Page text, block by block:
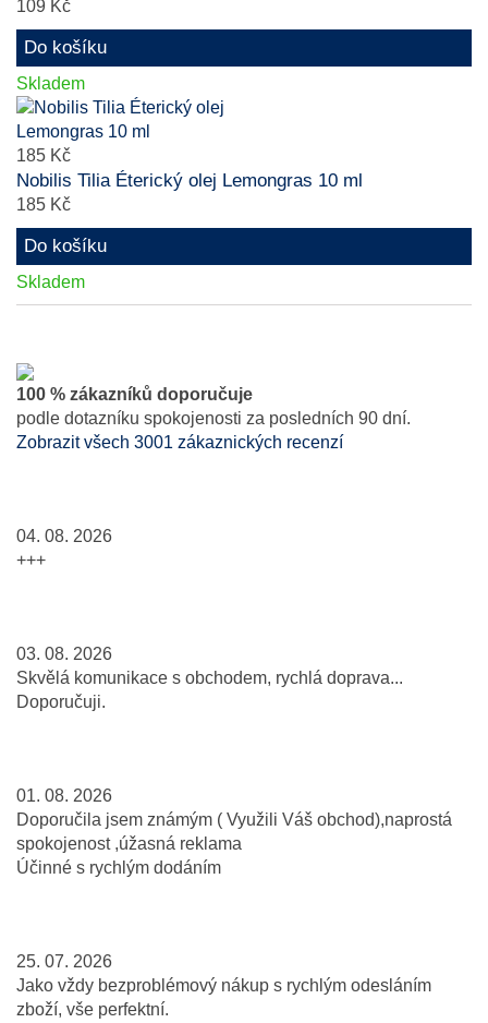
109 Kč
Do košíku
Skladem
185 Kč
Nobilis Tilia Éterický olej Lemongras 10 ml
185 Kč
Do košíku
Skladem
100 % zákazníků doporučuje
podle dotazníku spokojenosti za posledních 90 dní.
Zobrazit všech 3001 zákaznických recenzí
04. 08. 2026
+++
03. 08. 2026
Skvělá komunikace s obchodem, rychlá doprava...
Doporučuji.
01. 08. 2026
Doporučila jsem známým ( Využili Váš obchod),naprostá
spokojenost ,úžasná reklama
Účinné s rychlým dodáním
25. 07. 2026
Jako vždy bezproblémový nákup s rychlým odesláním
zboží, vše perfektní.